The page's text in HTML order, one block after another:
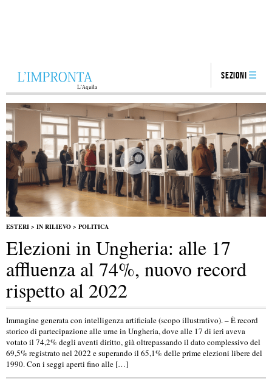
Sezioni
ESTERI > IN RILIEVO > POLITICA
Elezioni in Ungheria: alle 17
affluenza al 74%, nuovo record
rispetto al 2022
Immagine generata con intelligenza artificiale (scopo illustrativo). – È record
storico di partecipazione alle urne in Ungheria, dove alle 17 di ieri aveva
votato il 74,2% degli aventi diritto, già oltrepassando il dato complessivo del
69,5% registrato nel 2022 e superando il 65,1% delle prime elezioni libere del
1990. Con i seggi aperti fino alle […]